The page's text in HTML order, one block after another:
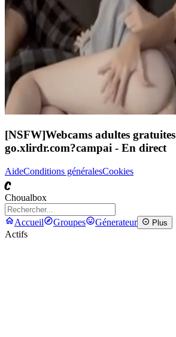
[NSFW]Webcams adultes gratuites
go.xlirdr.com?campai - En direct
AideConditions généralesCookies
C
Choualbox
Accueil Groupes Génerateur Plus
Actifs